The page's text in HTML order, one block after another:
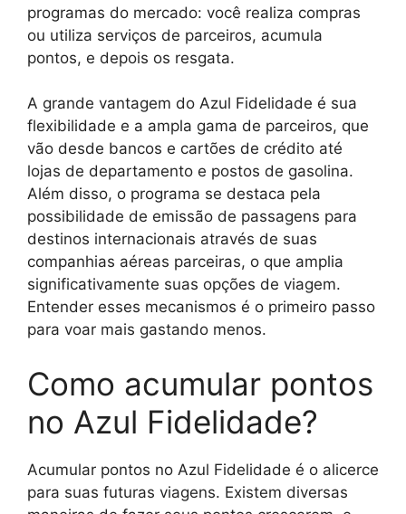
programas do mercado: você realiza compras
ou utiliza serviços de parceiros, acumula
pontos, e depois os resgata.
A grande vantagem do Azul Fidelidade é sua
flexibilidade e a ampla gama de parceiros, que
vão desde bancos e cartões de crédito até
lojas de departamento e postos de gasolina.
Além disso, o programa se destaca pela
possibilidade de emissão de passagens para
destinos internacionais através de suas
companhias aéreas parceiras, o que amplia
significativamente suas opções de viagem.
Entender esses mecanismos é o primeiro passo
para voar mais gastando menos.
Como acumular pontos
no Azul Fidelidade?
Acumular pontos no Azul Fidelidade é o alicerce
para suas futuras viagens. Existem diversas